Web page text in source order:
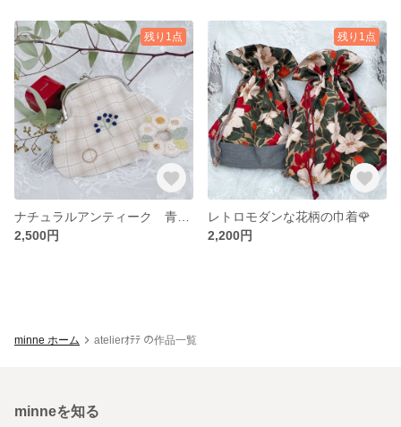
残り1点
2,500円
残り1点
レトロモダンな花柄の巾着🌹
2,200円
minne ホーム atelierｵﾃﾃ の作品一覧
minneを知る